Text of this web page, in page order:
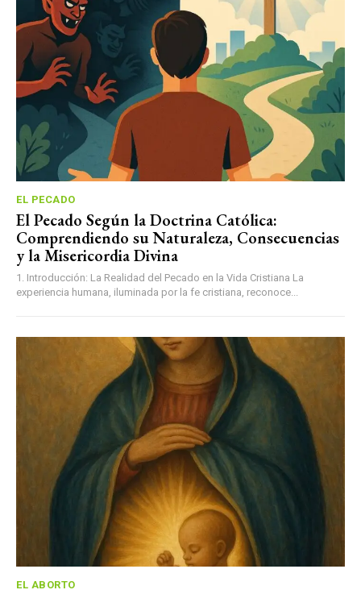
EL PECADO
El Pecado Según la Doctrina Católica:
Comprendiendo su Naturaleza, Consecuencias
y la Misericordia Divina
1. Introducción: La Realidad del Pecado en la Vida Cristiana La
experiencia humana, iluminada por la fe cristiana, reconoce...
EL ABORTO